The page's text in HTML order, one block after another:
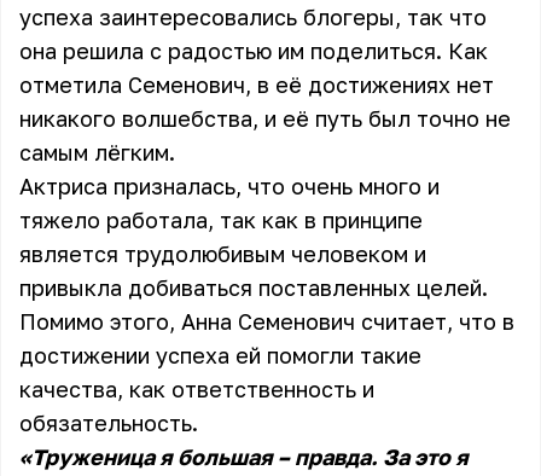
успеха заинтересовались блогеры, так что
она решила с радостью им поделиться. Как
отметила Семенович, в её достижениях нет
никакого волшебства, и её путь был точно не
самым лёгким.
Актриса призналась, что очень много и
тяжело работала, так как в принципе
является трудолюбивым человеком и
привыкла добиваться поставленных целей.
Помимо этого, Анна Семенович считает, что в
достижении успеха ей помогли такие
качества, как ответственность и
обязательность.
«Труженица я большая – правда. За это я